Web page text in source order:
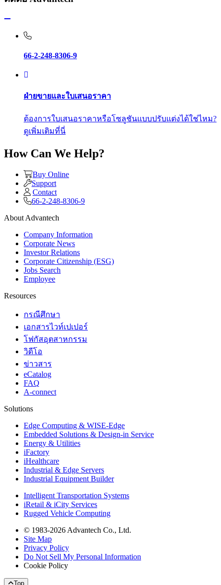
66-2-248-8306-9
ฝ่ายขายและใบเสนอราคา
ต้องการใบเสนอราคาหรือโซลูชันแบบปรับแต่งได้ใช่ไหม?
ดูเพิ่มเติมที่นี่
How Can We Help?
Buy Online
Support
Contact
66-2-248-8306-9
About Advantech
Company Information
Corporate News
Investor Relations
Corporate Citizenship (ESG)
Jobs Search
Employee
Resources
กรณีศึกษา
เอกสารไวท์เปเปอร์
โฟกัสอุตสาหกรรม
วิดีโอ
ข่าวสาร
eCatalog
FAQ
A-connect
Solutions
Edge Computing & WISE-Edge
Embedded Solutions & Design-in Service
Energy & Utilities
iFactory
iHealthcare
Industrial & Edge Servers
Industrial Equipment Builder
Intelligent Transportation Systems
iRetail & iCity Services
Rugged Vehicle Computing
© 1983-2026 Advantech Co., Ltd.
Site Map
Privacy Policy
Do Not Sell My Personal Information
Cookie Policy
Top